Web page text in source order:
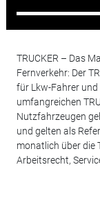
TRUCKER – Das
Fernverkehr: Der
für Lkw-Fahrer und
umfangreichen
Nutzfahrzeugen
und gelten als
monatlich über die
Arbeitsrecht,